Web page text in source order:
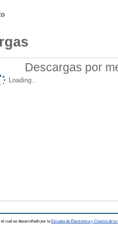
Descargas por
Loading...
el cual es desarrollado por la Escuela de Electrónica y Ciencia de la